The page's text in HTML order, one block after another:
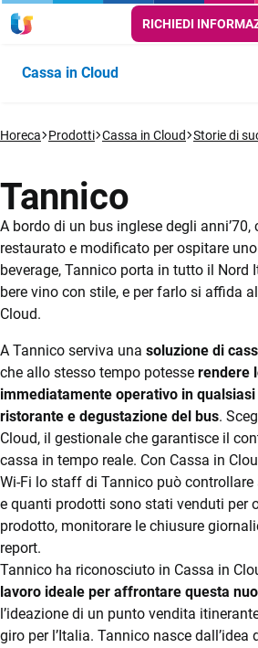
CRM
Ecommerce
Email Marketing
Fatturazione
RICHIEDI
Cassa in Cloud
Funzionalità
PUNTO
Scontrino
elettronico
Automazione
scontrino
Anagrafiche
aziende e
clienti
Operatori e
turni
Listini e menu
Gestione
conto
Fatturazione
elettronica
Pagamenti
SALA E
Menù digitali
Self order e
Kiosk
Kitchen monitor
per la cucina
Prenotazione
Video
Aggiornamenti
Cloud
Guide e
FAQ
Prezzi
Prova Gratis
Horeca Prodotti Cassa in Cloud Storie di
Tannico
A bordo di un bus inglese degli
restaurato e modificato per ospitare
beverage, Tannico porta in tutto il Nord
bere vino con stile, e per farlo si affida
Cloud.
A Tannico serviva una soluzione di
che allo stesso tempo potesse rendere
immediatamente operativo in qualsiasi
ristorante e degustazione del bus.
Cloud, il gestionale che garantisce il
cassa in tempo reale. Con Cassa in
Wi-Fi lo staff di Tannico può
e quanti prodotti sono stati venduti per
prodotto, monitorare le chiusure
report.
Tannico ha riconosciuto in Cassa in
lavoro ideale per affrontare questa
l’ideazione di un punto vendita
giro per l’Italia. Tannico nasce dall’idea